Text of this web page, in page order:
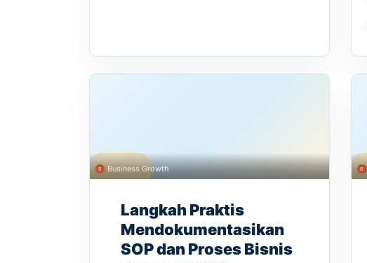
Business Growth
Langkah Praktis
Mendokumentasikan
SOP dan Proses Bisnis